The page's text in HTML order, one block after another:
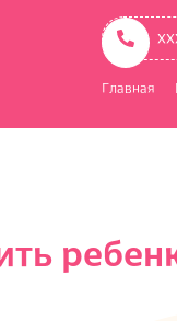
Главная